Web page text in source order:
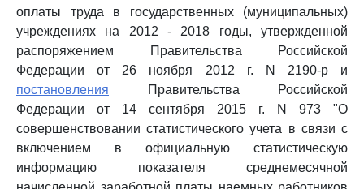
оплаты труда в государственных (муниципальных)
учреждениях на 2012 - 2018 годы, утвержденной
распоряжением Правительства Российской
Федерации от 26 ноября 2012 г. N 2190-р и
постановления Правительства Российской
Федерации от 14 сентября 2015 г. N 973 "О
совершенствовании статистического учета в связи с
включением в официальную статистическую
информацию показателя среднемесячной